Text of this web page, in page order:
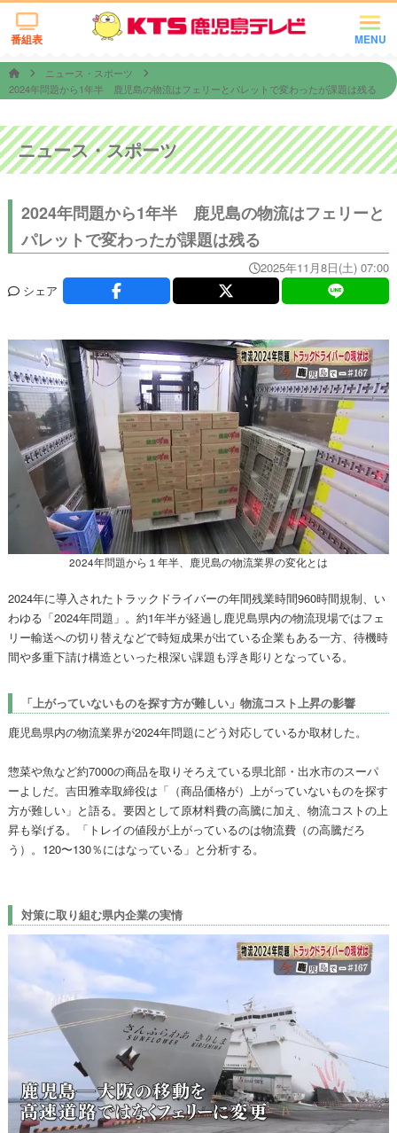
MENU
番組表
ニュース・スポーツ
2024年問題から1年半 鹿児島の物流はフェリーとパレットで変わったが課題は残る
ニュース・スポーツ
2024年問題から1年半 鹿児島の物流はフェリーと
パレットで変わったが課題は残る
2025年11月8日(土) 07:00
シェア
2024年問題から１年半、鹿児島の物流業界の変化とは
2024年に導入されたトラックドライバーの年間残業時間960時間規制、い
わゆる「2024年問題」。約1年半が経過し鹿児島県内の物流現場ではフェ
リー輸送への切り替えなどで時短成果が出ている企業もある一方、待機時
間や多重下請け構造といった根深い課題も浮き彫りとなっている。
「上がっていないものを探す方が難しい」物流コスト上昇の影響
鹿児島県内の物流業界が2024年問題にどう対応しているか取材した。
惣菜や魚など約7000の商品を取りそろえている県北部・出水市のスーパ
ーよしだ。吉田雅幸取締役は「（商品価格が）上がっていないものを探す
方が難しい」と語る。要因として原材料費の高騰に加え、物流コストの上
昇も挙げる。「トレイの値段が上がっているのは物流費（の高騰だろ
う）。120〜130％にはなっている」と分析する。
対策に取り組む県内企業の実情